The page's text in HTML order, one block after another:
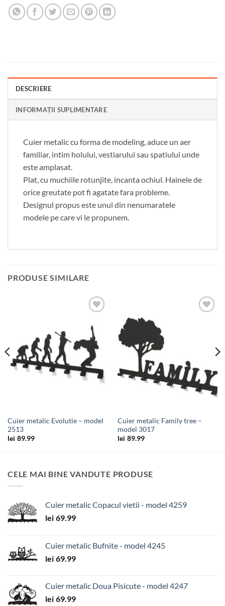
DESCRIERE
INFORMAȚII SUPLIMENTARE
Cuier metalic cu forma de modeling, aduce un aer
familiar, intim holului, vestiarului sau spatiului unde
este amplasat.
Plat, cu muchiile rotunjite, incanta ochiul. Hainele de
orice greutate pot fi agatate fara probleme.
Designul propus este unul din nenumaratele
modele pe care vi le propunem.
PRODUSE SIMILARE
in
wishlist
Cuier metalic Evolutie – model
2513
lei 89.99
Cuier metalic Family tree –
model 3017
lei 89.99
CELE MAI BINE VANDUTE PRODUSE
Cuier metalic Copacul vietii - model 4259
lei 69.99
Cuier metalic Bufnite - model 4245
lei 69.99
Cuier metalic Doua Pisicute - model 4247
lei 69.99